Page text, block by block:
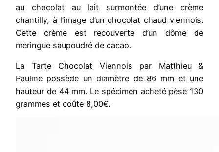
au chocolat au lait surmontée d’une crème
chantilly, à l’image d’un chocolat chaud viennois.
Cette crème est recouverte d’un dôme de
meringue saupoudré de cacao.
La Tarte Chocolat Viennois par Matthieu &
Pauline possède un diamètre de 86 mm et une
hauteur de 44 mm. Le spécimen acheté pèse 130
grammes et coûte 8,00€.